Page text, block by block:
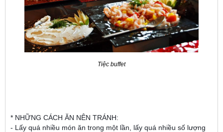
Tiệc buffet
* NHỮNG CÁCH ĂN NÊN TRÁNH:
- Lấy quá nhiều món ăn trong một lần, lấy quá nhiều số lượng